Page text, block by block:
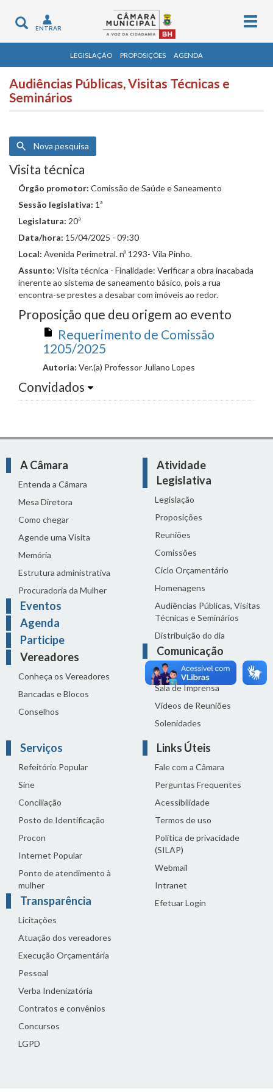
Toggle
navigation
ENTRAR
LEGISLAÇÃO PROPOSIÇÕES AGENDA
Audiências Públicas, Visitas Técnicas e
Seminários
Nova pesquisa
Visita técnica
Órgão promotor: Comissão de Saúde e Saneamento
Sessão legislativa: 1ª
Legislatura: 20ª
Data/hora: 15/04/2025 - 09:30
Local: Avenida Perimetral. nº 1293- Vila Pinho.
Assunto: Visita técnica - Finalidade: Verificar a obra inacabada
inerente ao sistema de saneamento básico, pois a rua
encontra-se prestes a desabar com imóveis ao redor.
Proposição que deu origem ao evento
Requerimento de Comissão
1205/2025
Autoria: Ver.(a) Professor Juliano Lopes
Convidados
A Câmara
Entenda a Câmara
Mesa Diretora
Como chegar
Agende uma Visita
Memória
Estrutura administrativa
Procuradoria da Mulher
Eventos
Agenda
Participe
Vereadores
Conheça os Vereadores
Bancadas e Blocos
Conselhos
Atividade
Legislativa
Legislação
Proposições
Reuniões
Comissões
Ciclo Orçamentário
Homenagens
Audiências Públicas, Visitas
Técnicas e Seminários
Distribuição do dia
Comunicação
Notícias
Sala de Imprensa
Vídeos de Reuniões
Solenidades
Serviços
Refeitório Popular
Sine
Conciliação
Posto de Identificação
Procon
Internet Popular
Ponto de atendimento à
mulher
Transparência
Licitações
Atuação dos vereadores
Execução Orçamentária
Pessoal
Verba Indenizatória
Contratos e convênios
Concursos
LGPD
Links Úteis
Fale com a Câmara
Perguntas Frequentes
Acessibilidade
Termos de uso
Política de privacidade
(SILAP)
Webmail
Intranet
Efetuar Login